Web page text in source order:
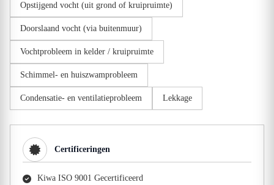
Opstijgend vocht (uit grond of kruipruimte)
Doorslaand vocht (via buitenmuur)
Vochtprobleem in kelder / kruipruimte
Schimmel- en huiszwamprobleem
Condensatie- en ventilatieprobleem Lekkage
Certificeringen
Kiwa ISO 9001 Gecertificeerd